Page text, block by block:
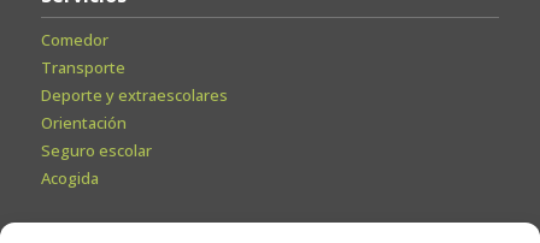
Comedor
Transporte
Deporte y extraescolares
Orientación
Seguro escolar
Acogida